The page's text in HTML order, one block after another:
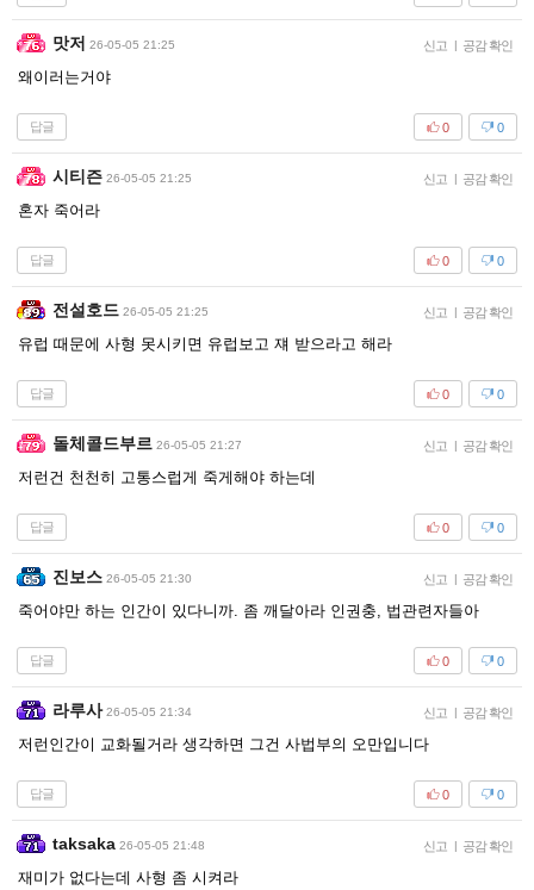
맛저 26-05-05 21:25 신고 | 공감 확인
왜이러는거야
답글 0
0
시티즌 26-05-05 21:25 신고 | 공감 확인
혼자 죽어라
답글 0
0
전설호드 26-05-05 21:25 신고 | 공감 확인
유럽 때문에 사형 못시키면 유럽보고 쟤 받으라고 해라
답글 0
0
돌체콜드부르 26-05-05 21:27 신고 | 공감 확인
저런건 천천히 고통스럽게 죽게해야 하는데
답글 0
0
진보스 26-05-05 21:30 신고 | 공감 확인
죽어야만 하는 인간이 있다니까. 좀 깨달아라 인권충, 법관련자들아
답글 0
0
라루사 26-05-05 21:34 신고 | 공감 확인
저런인간이 교화될거라 생각하면 그건 사법부의 오만입니다
답글 0
0
taksaka 26-05-05 21:48 신고 | 공감 확인
재미가 없다는데 사형 좀 시켜라